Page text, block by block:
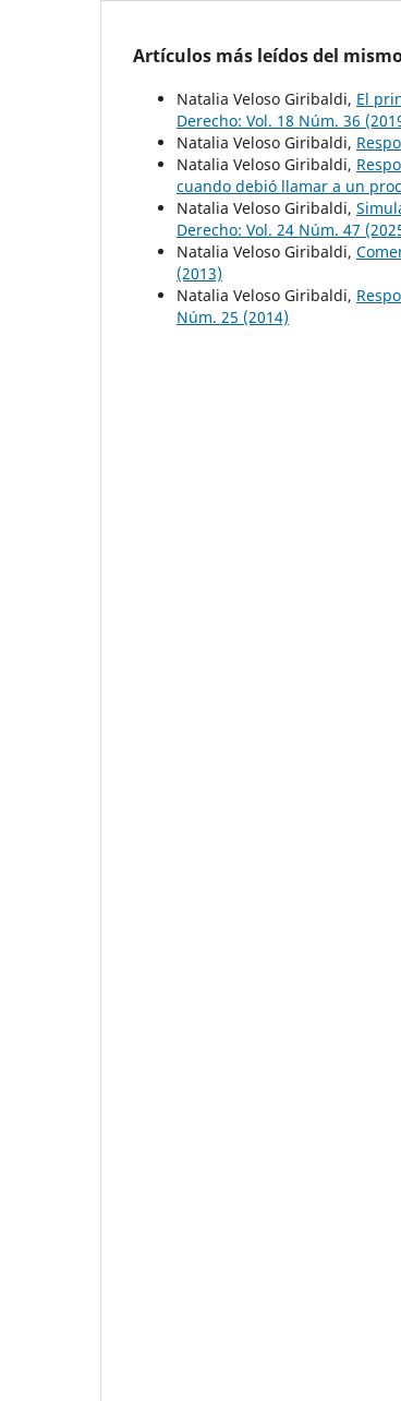
Artículos más leídos del
Natalia Veloso Giribaldi, El
Derecho: Vol. 18 Núm. 36
Natalia Veloso Giribaldi,
Natalia Veloso Giribaldi,
cuando debió llamar a un
Natalia Veloso Giribaldi,
Derecho: Vol. 24 Núm. 47
Natalia Veloso Giribaldi,
(2013)
Natalia Veloso Giribaldi,
Núm. 25 (2014)